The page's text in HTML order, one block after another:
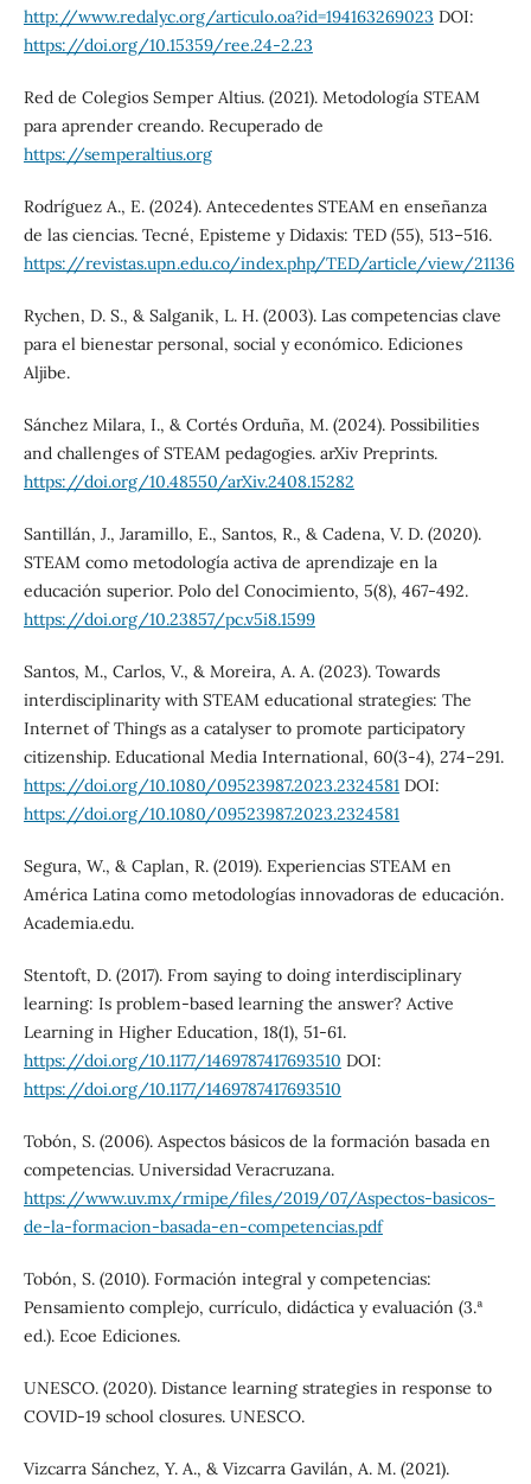
http://www.redalyc.org/articulo.oa?id=194163269023 DOI:
https://doi.org/10.15359/ree.24-2.23
Red de Colegios Semper Altius. (2021). Metodología STEAM
para aprender creando. Recuperado de
https://semperaltius.org
Rodríguez A., E. (2024). Antecedentes STEAM en enseñanza
de las ciencias. Tecné, Episteme y Didaxis: TED (55), 513–516.
https://revistas.upn.edu.co/index.php/TED/article/view/21136
Rychen, D. S., & Salganik, L. H. (2003). Las competencias clave
para el bienestar personal, social y económico. Ediciones
Aljibe.
Sánchez Milara, I., & Cortés Orduña, M. (2024). Possibilities
and challenges of STEAM pedagogies. arXiv Preprints.
https://doi.org/10.48550/arXiv.2408.15282
Santillán, J., Jaramillo, E., Santos, R., & Cadena, V. D. (2020).
STEAM como metodología activa de aprendizaje en la
educación superior. Polo del Conocimiento, 5(8), 467-492.
https://doi.org/10.23857/pc.v5i8.1599
Santos, M., Carlos, V., & Moreira, A. A. (2023). Towards
interdisciplinarity with STEAM educational strategies: The
Internet of Things as a catalyser to promote participatory
citizenship. Educational Media International, 60(3-4), 274–291.
https://doi.org/10.1080/09523987.2023.2324581DOI:
https://doi.org/10.1080/09523987.2023.2324581
Segura, W., & Caplan, R. (2019). Experiencias STEAM en
América Latina como metodologías innovadoras de educación.
Academia.edu.
Stentoft, D. (2017). From saying to doing interdisciplinary
learning: Is problem-based learning the answer? Active
Learning in Higher Education, 18(1), 51-61.
https://doi.org/10.1177/1469787417693510 DOI:
https://doi.org/10.1177/1469787417693510
Tobón, S. (2006). Aspectos básicos de la formación basada en
competencias. Universidad Veracruzana.
https://www.uv.mx/rmipe/files/2019/07/Aspectos-basicos-
de-la-formacion-basada-en-competencias.pdf
Tobón, S. (2010). Formación integral y competencias:
Pensamiento complejo, currículo, didáctica y evaluación (3.ª
ed.). Ecoe Ediciones.
UNESCO. (2020). Distance learning strategies in response to
COVID-19 school closures. UNESCO.
Vizcarra Sánchez, Y. A., & Vizcarra Gavilán, A. M. (2021).